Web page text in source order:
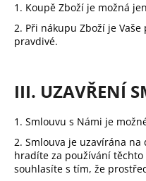
1. Koupě Zboží je možná
2. Při nákupu Zboží je
pravdivé.
III. UZAVŘENÍ
1. Smlouvu s Námi je
2. Smlouva je uzavírána
hradíte za používání
souhlasíte s tím, že